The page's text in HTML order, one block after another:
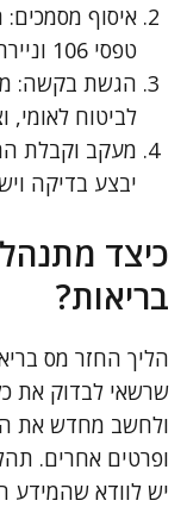
איסוף
טפסי 106 וניירת רלוונטית נוספת.
הגשת בקשה:
לביטוח לאומי,
מעקב וקבלת
יבצע בדיקה
כיצד
בריאות?
הליך החזר מס
שרשאי לבדוק את
ולחשב מחדש את
ופרטים אחרים.
יש לוודא שהמידע